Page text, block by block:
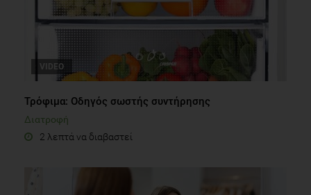
VIDEO
Τρόφιμα: Οδηγός σωστής συντήρησης
Διατροφή
2 λεπτά να διαβαστεί